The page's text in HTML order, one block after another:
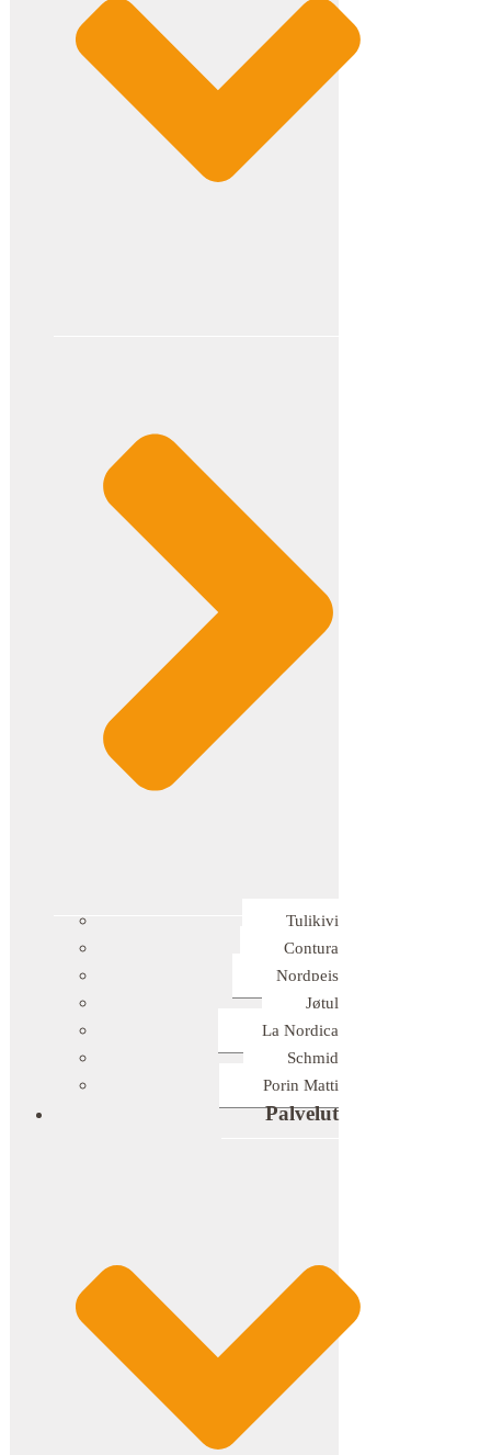
Tulikivi
Contura
Nordpeis
Jøtul
La Nordica
Schmid
Porin Matti
Palvelut